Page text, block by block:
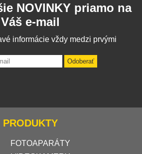
NOVINKY priamo na
Váš e-mail
informácie vždy medzi prvými
Odoberať
PRODUKTY
FOTOAPARÁTY